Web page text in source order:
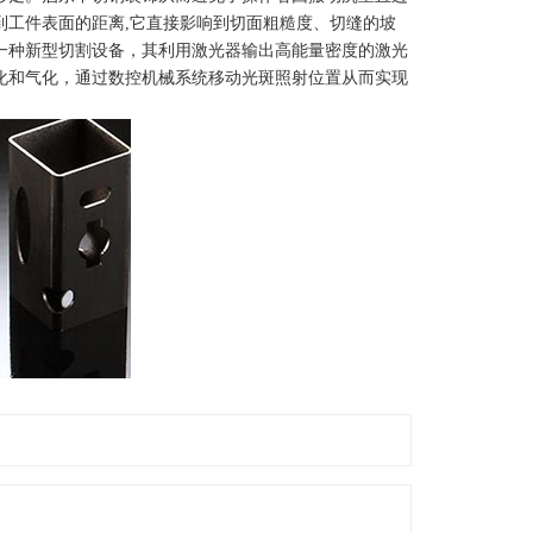
件表面的距离,它直接影响到切面粗糙度、切缝的坡
新型切割设备，其利用激光器输出高能量密度的激光
气化，通过数控机械系统移动光斑照射位置从而实现